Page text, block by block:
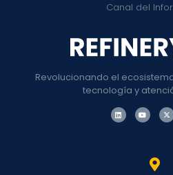
Revolucionando el
tecnología y
Canal del